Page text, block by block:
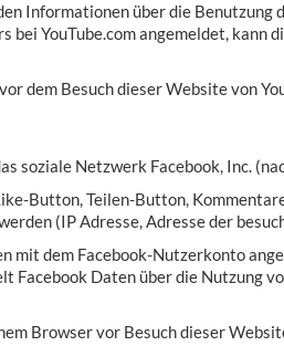
Informationen über die Benutzung
YouTube.com angemeldet, kann
dem Besuch dieser Website von
Netzwerk Facebook, Inc.
Button, Teilen-Button,
(IP Adresse, Adresse der
mit dem Facebook-Nutzerkonto
Daten über die Nutzung
Browser vor Besuch dieser